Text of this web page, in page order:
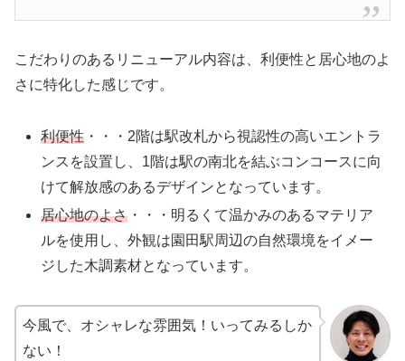
こだわりのあるリニューアル内容は、利便性と居心地のよ
さに特化した感じです。
利便性 ・・・2階は駅改札から視認性の高いエントラ
ンスを設置し、1階は駅の南北を結ぶコンコースに向
けて解放感のあるデザインとなっています。
居心地のよさ ・・・明るくて温かみのあるマテリア
ルを使用し、外観は園田駅周辺の自然環境をイメー
ジした木調素材となっています。
今風で、オシャレな雰囲気！いってみるしか
ない！